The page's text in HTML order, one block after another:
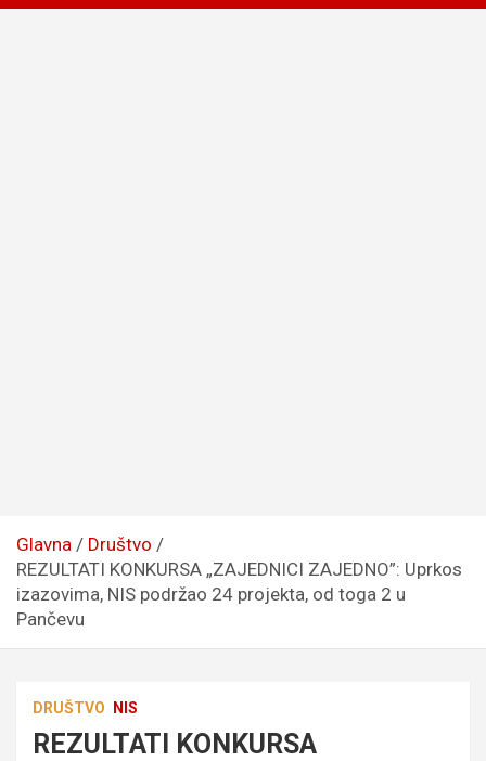
Glavna
Društvo
REZULTATI KONKURSA „ZAJEDNICI ZAJEDNO”: Uprkos
izazovima, NIS podržao 24 projekta, od toga 2 u
Pančevu
DRUŠTVO NIS
REZULTATI KONKURSA